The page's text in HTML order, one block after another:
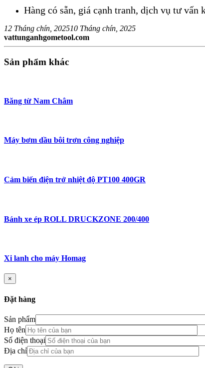
Hàng có sẵn, giá cạnh tranh, dịch vụ tư vấn
12 Tháng chín, 202510 Tháng chín, 2025
vattunganhgometool.com
Sản phẩm khác
Băng từ Nam Châm
Máy bơm dầu bôi trơn công nghiệp
Cảm biến điện trở nhiệt độ PT100 400GR
Bánh xe ép ROLL DRUCKZONE 200/400
Xi lanh cho máy Homag
×
Đặt hàng
Sản phẩm
Họ tên
Số điện thoại
Địa chỉ